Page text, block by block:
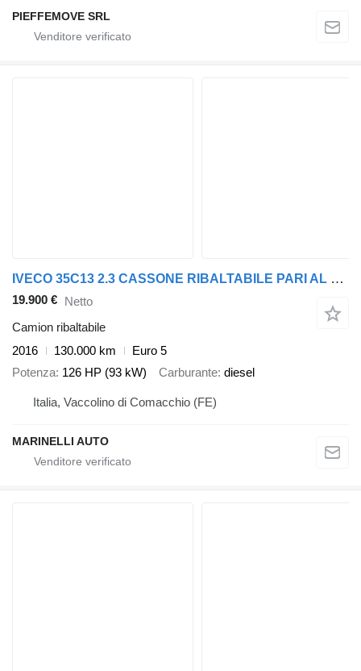
PIEFFEMOVE SRL
IVECO 35C13 2.3 CASSONE RIBALTABILE PARI AL NUOVO
19.900 € Netto
Camion ribaltabile
2016
130.000 km
Euro 5
Potenza 126 HP (93 kW) Carburante diesel
Italia, Vaccolino di Comacchio (FE)
MARINELLI AUTO